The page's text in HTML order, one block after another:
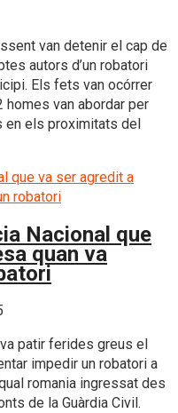
van detenir el cap de
autors d’un robatori
Els fets van ocórrer
homes van abordar per
en els proximitats del
Nacional que
quan va
patir ferides greus el
impedir un robatori a
romania ingressat des
de la Guàrdia Civil.